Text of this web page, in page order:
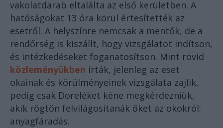
vakolatdarab eltalálta az első kerületben. A
hatóságokat 13 óra körül értesítették az
esetről. A helyszínre nemcsak a mentők, de a
rendőrség is kiszállt, hogy vizsgálatot indítson,
és intézkedéseket foganatosítson. Mint rövid
közleményükben írták, jelenleg az eset
okainak és körülményeinek vizsgálata zajlik,
pedig csak Doreléket kéne megkérdezniük,
akik rögtön felvilágosítanák őket az okokról:
anyagfáradás.